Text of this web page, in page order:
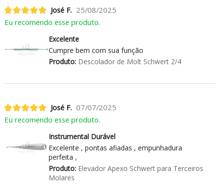
José F. 25/08/2025
Eu recomendo esse produto.
Excelente
Cumpre bem com sua função
Produto:Descolador de Molt Schwert 2/4
José F. 07/07/2025
Eu recomendo esse produto.
Instrumental Durável
Excelente , pontas afiadas , empunhadura
perfeita ,
Produto:Elevador Apexo Schwert para Terceiros
Molares